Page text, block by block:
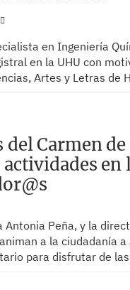
en Ingeniería
en la UHU con
Artes y Letras de
del Carmen
en
Antonia Peña, y la
a la ciudadanía
para disfrutar de